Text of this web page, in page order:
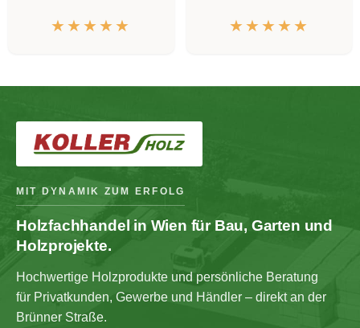
★★★★★ ★★★★★
MIT DYNAMIK ZUM ERFOLG
Holzfachhandel in Wien für Bau, Garten und
Holzprojekte.
Hochwertige Holzprodukte und persönliche Beratung
für Privatkunden, Gewerbe und Händler – direkt an der
Brünner Straße.